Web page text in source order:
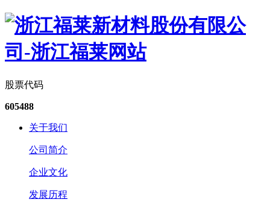
股票代码
605488
关于我们
公司简介
企业文化
发展历程